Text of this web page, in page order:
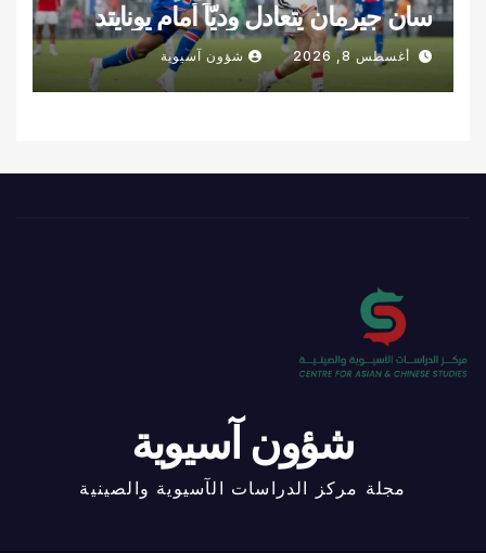
سان جيرمان يتعادل وديّاً أمام يونايتد
أغسطس 8, 2026 شؤون آسيوية
شؤون آسيوية
مجلة مركز الدراسات الآسيوية والصينية